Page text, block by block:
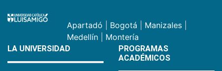
Apartadó Bogotá Manizales
Medellín
Montería
LA UNIVERSIDAD
PROGRAMAS
ACADÉMICOS